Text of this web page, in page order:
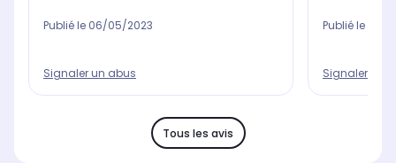
Publié le 06/05/2023
Signaler un abus
Publié le
Signaler un
Tous les avis